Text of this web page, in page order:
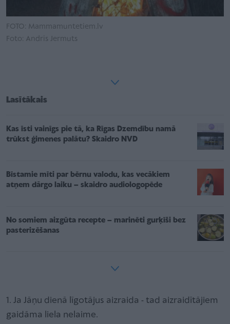
FOTO: Mammamuntetiem.lv
Foto: Andris Jermuts
Lasītākais
Kas īsti vainīgs pie tā, ka Rīgas Dzemdību namā
trūkst ģimenes palātu? Skaidro NVD
Bīstamie mīti par bērnu valodu, kas vecākiem
atņem dārgo laiku – skaidro audiologopēde
No somiem aizgūta recepte – marinēti gurķīši bez
pasterizēšanas
1. Ja Jāņu dienā līgotājus aizraida - tad aizraidītājiem
gaidāma liela nelaime.